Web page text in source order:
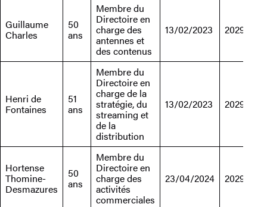
Guillaume
Charles
50
ans
Membre du
Directoire en
charge des
antennes et
des contenus
13/02/2023 2029
Henri de
Fontaines
51
ans
Membre du
Directoire en
charge de la
stratégie, du
streaming et
de la
distribution
13/02/2023 2029
Hortense
Thomine-
Desmazures
50
ans
Membre du
Directoire en
charge des
activités
commerciales
23/04/2024 2029